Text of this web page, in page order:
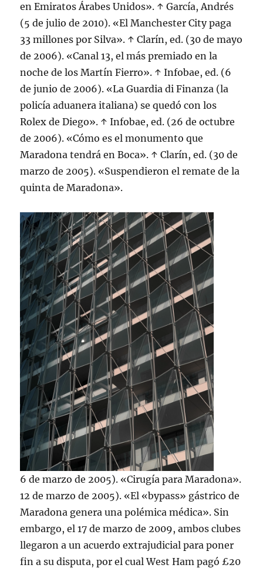
en Emiratos Árabes Unidos». ↑ García, Andrés
(5 de julio de 2010). «El Manchester City paga
33 millones por Silva». ↑ Clarín, ed. (30 de mayo
de 2006). «Canal 13, el más premiado en la
noche de los Martín Fierro». ↑ Infobae, ed. (6
de junio de 2006). «La Guardia di Finanza (la
policía aduanera italiana) se quedó con los
Rolex de Diego». ↑ Infobae, ed. (26 de octubre
de 2006). «Cómo es el monumento que
Maradona tendrá en Boca». ↑ Clarín, ed. (30 de
marzo de 2005). «Suspendieron el remate de la
quinta de Maradona».
6 de marzo de 2005). «Cirugía para Maradona».
12 de marzo de 2005). «El «bypass» gástrico de
Maradona genera una polémica médica». Sin
embargo, el 17 de marzo de 2009, ambos clubes
llegaron a un acuerdo extrajudicial para poner
fin a su disputa, por el cual West Ham pagó £20